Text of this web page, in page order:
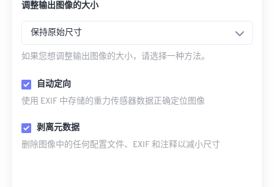
调整输出图像的大小
保持原始尺寸
如果您想调整输出图像的大小，请选择一种方法。
自动定向
使用 EXIF 中存储的重力传感器数据正确定位图像
剥离元数据
删除图像中的任何配置文件、EXIF 和注释以减小尺寸